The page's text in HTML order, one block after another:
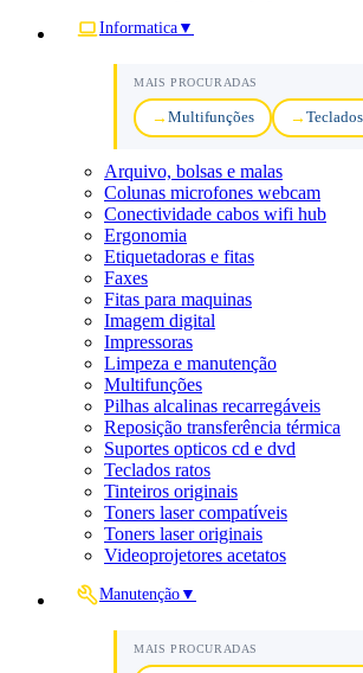
Informatica ▼
MAIS PROCURADAS
Multifunções
Arquivo, bolsas e malas
Colunas microfones webcam
Conectividade cabos wifi hub
Ergonomia
Etiquetadoras e fitas
Faxes
Fitas para maquinas
Imagem digital
Impressoras
Limpeza e manutenção
Multifunções
Pilhas alcalinas recarregáveis
Reposição transferência térmica
Suportes opticos cd e dvd
Teclados ratos
Tinteiros originais
Toners laser compatíveis
Toners laser originais
Videoprojetores acetatos
Manutenção ▼
MAIS PROCURADAS